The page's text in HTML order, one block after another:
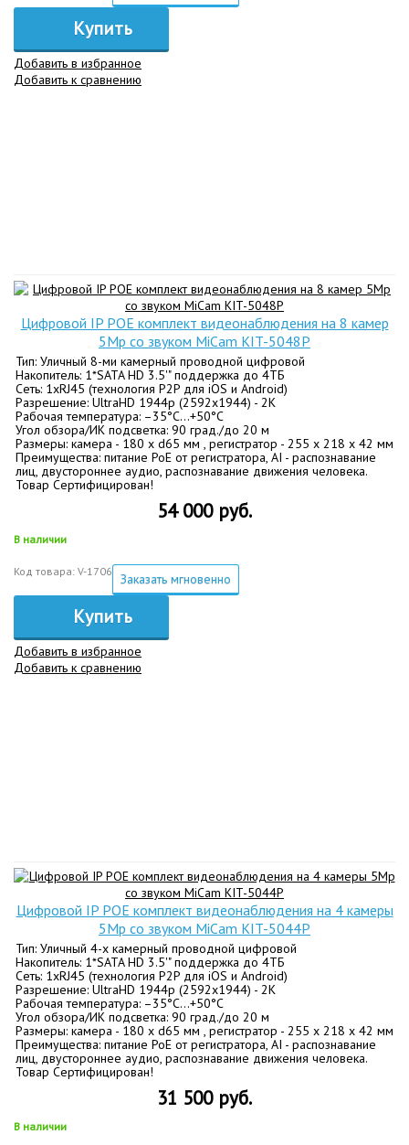
Купить
Добавить в избранное
Добавить к сравнению
Цифровой IP POE комплект видеонаблюдения на 8 камер
5Mp со звуком MiCam KIT-5048P
Тип: Уличный 8-ми камерный проводной цифровой
Накопитель: 1*SATA HD 3.5'" поддержка до 4ТБ
Сеть: 1хRJ45 (технология P2P для iOS и Android)
Разрешение: UltraHD 1944p (2592х1944) - 2K
Рабочая температура: –35°C…+50°C
Угол обзора/ИК подсветка: 90 град./до 20 м
Размеры: камера - 180 х d65 мм , регистратор - 255 х 218 х 42 мм
Преимущества: питание PoE от регистратора, AI - распознавание
лиц, двустороннее аудио, распознавание движения человека.
Товар Сертифицирован!
54 000 руб.
В наличии
Код товара: V-1706 Заказать мгновенно
Купить
Добавить в избранное
Добавить к сравнению
Цифровой IP POE комплект видеонаблюдения на 4 камеры
5Mp со звуком MiCam KIT-5044P
Тип: Уличный 4-х камерный проводной цифровой
Накопитель: 1*SATA HD 3.5'" поддержка до 4ТБ
Сеть: 1хRJ45 (технология P2P для iOS и Android)
Разрешение: UltraHD 1944p (2592х1944) - 2K
Рабочая температура: –35°C…+50°C
Угол обзора/ИК подсветка: 90 град./до 20 м
Размеры: камера - 180 х d65 мм , регистратор - 255 х 218 х 42 мм
Преимущества: питание PoE от регистратора, AI - распознавание
лиц, двустороннее аудио, распознавание движения человека.
Товар Сертифицирован!
31 500 руб.
В наличии